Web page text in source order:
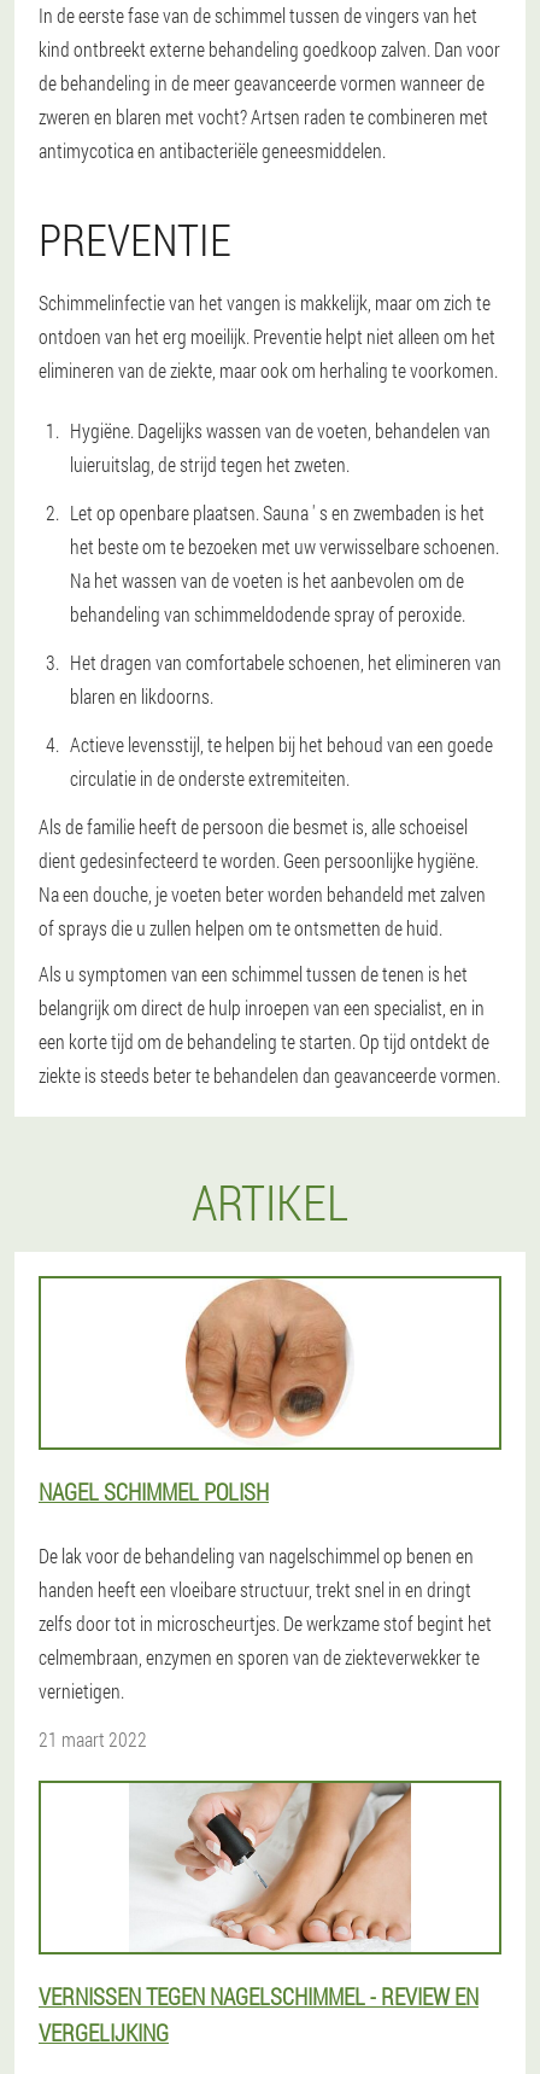
In de eerste fase van de schimmel tussen de vingers van het
kind ontbreekt externe behandeling goedkoop zalven. Dan voor
de behandeling in de meer geavanceerde vormen wanneer de
zweren en blaren met vocht? Artsen raden te combineren met
antimycotica en antibacteriële geneesmiddelen.
PREVENTIE
Schimmelinfectie van het vangen is makkelijk, maar om zich te
ontdoen van het erg moeilijk. Preventie helpt niet alleen om het
elimineren van de ziekte, maar ook om herhaling te voorkomen.
Hygiëne. Dagelijks wassen van de voeten, behandelen van
luieruitslag, de strijd tegen het zweten.
Let op openbare plaatsen. Sauna ' s en zwembaden is het
het beste om te bezoeken met uw verwisselbare schoenen.
Na het wassen van de voeten is het aanbevolen om de
behandeling van schimmeldodende spray of peroxide.
Het dragen van comfortabele schoenen, het elimineren van
blaren en likdoorns.
Actieve levensstijl, te helpen bij het behoud van een goede
circulatie in de onderste extremiteiten.
Als de familie heeft de persoon die besmet is, alle schoeisel
dient gedesinfecteerd te worden. Geen persoonlijke hygiëne.
Na een douche, je voeten beter worden behandeld met zalven
of sprays die u zullen helpen om te ontsmetten de huid.
Als u symptomen van een schimmel tussen de tenen is het
belangrijk om direct de hulp inroepen van een specialist, en in
een korte tijd om de behandeling te starten. Op tijd ontdekt de
ziekte is steeds beter te behandelen dan geavanceerde vormen.
ARTIKEL
NAGEL SCHIMMEL POLISH
De lak voor de behandeling van nagelschimmel op benen en
handen heeft een vloeibare structuur, trekt snel in en dringt
zelfs door tot in microscheurtjes. De werkzame stof begint het
celmembraan, enzymen en sporen van de ziekteverwekker te
vernietigen.
21 maart 2022
VERNISSEN TEGEN NAGELSCHIMMEL - REVIEW EN
VERGELIJKING